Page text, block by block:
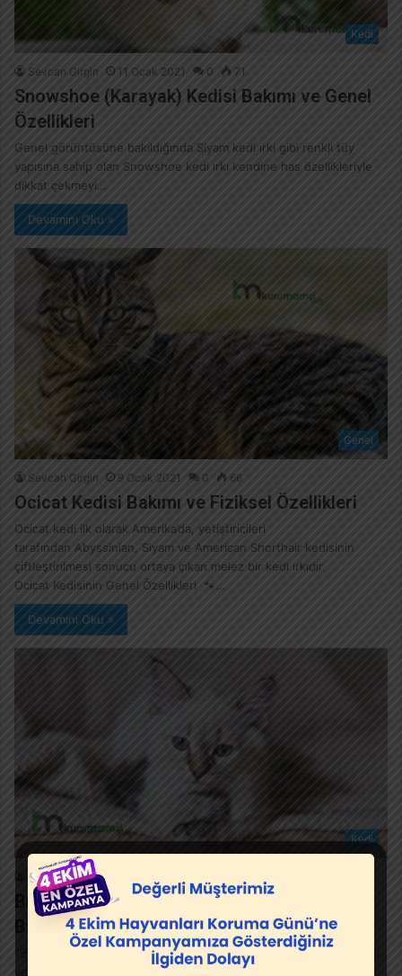
Kedi
Sevcan Girgin 11 Ocak 2021 0 71
Snowshoe (Karayak) Kedisi Bakımı ve Genel
Özellikleri
Genel görüntüsüne bakıldığında Siyam kedi ırkı gibi renkli tüy
yapısına sahip olan Snowshoe kedi ırkı kendine has özellikleriyle
dikkat çekmeyi…
Devamını Oku »
Genel
Sevcan Girgin 9 Ocak 2021 0 66
Ocicat Kedisi Bakımı ve Fiziksel Özellikleri
Ocicat kedi ilk olarak Amerika’da, yetiştiricileri
tarafından Abyssinian, Siyam ve American Shorthair kedisinin
çiftleştirilmesi sonucu ortaya çıkan melez bir kedi ırkıdır.
Ocicat Kedisinin Genel Özellikleri 🐾…
Devamını Oku »
Kedi
Sevcan Girgin
Burmilla Kedisi 10 Dikkat Çekici Özelliği ve
Bakım Önerileri
1981 yılında İngiltere’de ortaya çıkan Burmilla kedi cinsi, İran kedisi
ve Burmese kedisinin çiftleştirilmesi sonucu meydana gelen bir